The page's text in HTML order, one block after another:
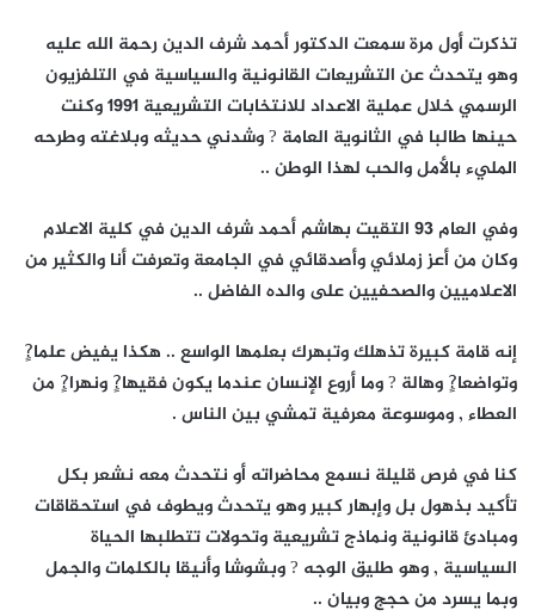
تذكرت أول مرة سمعت الدكتور أحمد شرف الدين رحمة الله عليه
وهو يتحدث عن التشريعات القانونية والسياسية في التلفزيون
الرسمي خلال عملية الاعداد للانتخابات التشريعية 1991 وكنت
حينها طالبا في الثانوية العامة ? وشدني حديثه وبلاغته وطرحه
المليء بالأمل والحب لهذا الوطن ..
وفي العام 93 التقيت بهاشم أحمد شرف الدين في كلية الاعلام
وكان من أعز زملائي وأصدقائي في الجامعة وتعرفت أنا والكثير من
الاعلاميين والصحفيين على والده الفاضل ..
إنه قامة كبيرة تذهلك وتبهرك بعلمها الواسع .. هكذا يفيض علما?ٍ
وتواضعا?ٍ وهالة ? وما أروع الإنسان عندما يكون فقيها?ٍ ونهرا?ٍ من
العطاء , وموسوعة معرفية تمشي بين الناس .
كنا في فرص قليلة نسمع محاضراته أو نتحدث معه نشعر بكل
تأكيد بذهول بل وإبهار كبير وهو يتحدث ويطوف في استحقاقات
ومبادئ قانونية ونماذج تشريعية وتحولات تتطلبها الحياة
السياسية , وهو طليق الوجه ? وبشوشا وأنيقا بالكلمات والجمل
وبما يسرد من حجج وبيان ..